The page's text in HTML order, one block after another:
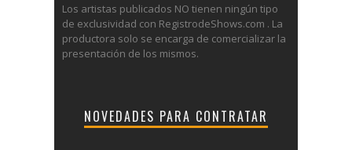
Los artistas publicados NO tienen ningún tipo
de exclusividad con RegistrodeShows.com . La
productora solo se encarga de comercializar la
presentación de los mismos.
NOVEDADES PARA CONTRATAR